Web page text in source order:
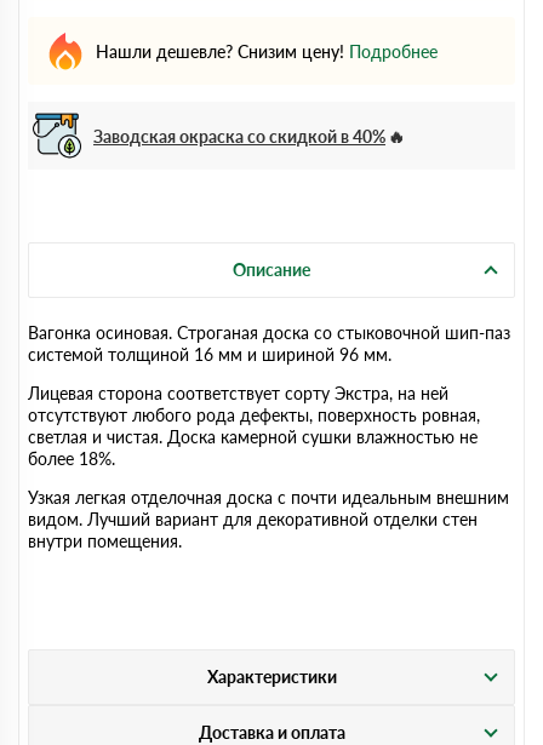
Нашли дешевле? Снизим цену! Подробнее
Заводская окраска со скидкой в 40%
Описание
Вагонка осиновая. Строганая доска со стыковочной шип-паз
системой толщиной 16 мм и шириной 96 мм.
Лицевая сторона соответствует сорту Экстра, на ней
отсутствуют любого рода дефекты, поверхность ровная,
светлая и чистая. Доска камерной сушки влажностью не
более 18%.
Узкая легкая отделочная доска с почти идеальным внешним
видом. Лучший вариант для декоративной отделки стен
внутри помещения.
Характеристики
Доставка и оплата